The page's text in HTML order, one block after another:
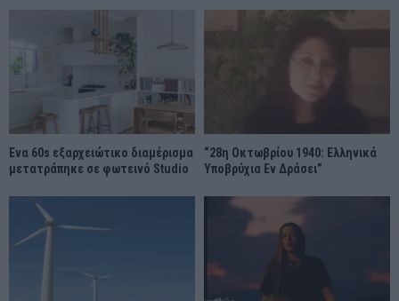
Ένα 60s εξαρχειώτικο διαμέρισμα
μετατράπηκε σε φωτεινό Studio
“28η Οκτωβρίου 1940: Ελληνικά
Υποβρύχια Εν Δράσει”